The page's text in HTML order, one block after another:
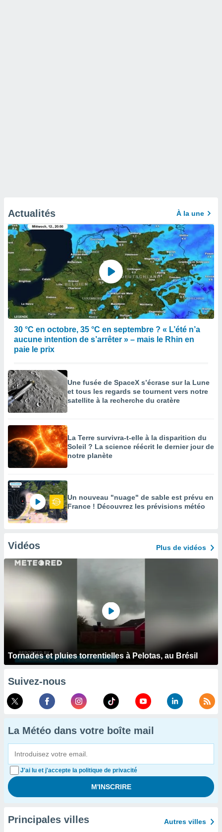
Actualités À la une
30 °C en octobre, 35 °C en septembre ? « L’été n’a
aucune intention de s’arrêter » – mais le Rhin en
paie le prix
Une fusée de SpaceX s’écrase sur la Lune
et tous les regards se tournent vers notre
satellite à la recherche du cratère
La Terre survivra-t-elle à la disparition du
Soleil ? La science réécrit le dernier jour de
notre planète
Un nouveau "nuage" de sable est prévu en
France ! Découvrez les prévisions météo
Vidéos Plus de vidéos
Tornades et pluies torrentielles à Pelotas, au Brésil
Suivez-nous
La Météo dans votre boîte mail
J'ai lu et j'accepte la politique de privacité
Principales villes Autres villes